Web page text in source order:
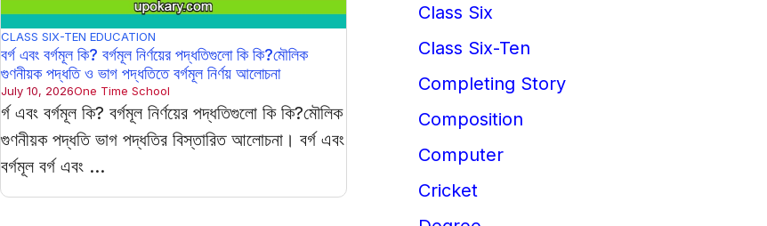
CLASS SIX-TEN EDUCATION
বর্গ এবং বর্গমূল কি? বর্গমূল নির্ণয়ের পদ্ধতিগুলো কি কি?মৌলিক
গুণনীয়ক পদ্ধতি ও ভাগ পদ্ধতিতে বর্গমূল নির্ণয় আলোচনা
July 10, 2026One Time School
র্গ এবং বর্গমূল কি? বর্গমূল নির্ণয়ের পদ্ধতিগুলো কি কি?মৌলিক
গুণনীয়ক পদ্ধতি ভাগ পদ্ধতির বিস্তারিত আলোচনা। বর্গ এবং
বর্গমূল বর্গ এবং ...
Class Six
Class Six-Ten
Completing Story
Composition
Computer
Cricket